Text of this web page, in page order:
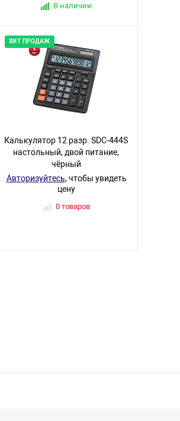
В наличии
ХИТ ПРОДАЖ
Калькулятор 12 разр. SDC-444S
настольный, двой питание,
чёрный
Авторизуйтесь, чтобы увидеть
цену
0 товаров